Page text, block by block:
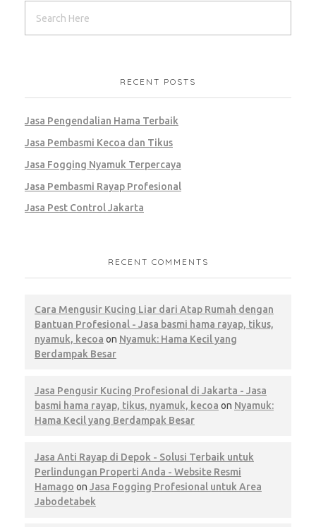
RECENT POSTS
Jasa Pengendalian Hama Terbaik
Jasa Pembasmi Kecoa dan Tikus
Jasa Fogging Nyamuk Terpercaya
Jasa Pembasmi Rayap Profesional
Jasa Pest Control Jakarta
RECENT COMMENTS
Cara Mengusir Kucing Liar dari Atap Rumah dengan
Bantuan Profesional - Jasa basmi hama rayap, tikus,
nyamuk, kecoa on Nyamuk: Hama Kecil yang
Berdampak Besar
Jasa Pengusir Kucing Profesional di Jakarta - Jasa
basmi hama rayap, tikus, nyamuk, kecoa on Nyamuk:
Hama Kecil yang Berdampak Besar
Jasa Anti Rayap di Depok - Solusi Terbaik untuk
Perlindungan Properti Anda - Website Resmi
Hamago on Jasa Fogging Profesional untuk Area
Jabodetabek